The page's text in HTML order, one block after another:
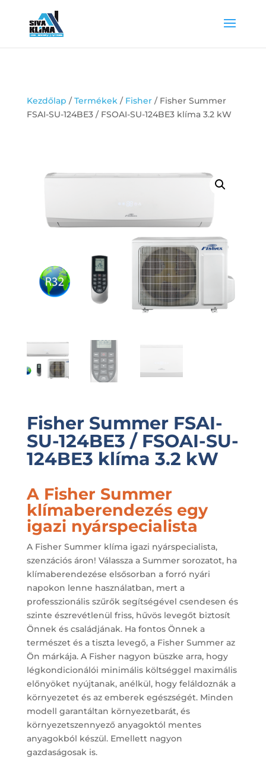
Kezdőlap /Termékek/ Fisher/ Fisher Summer
FSAI-SU-124BE3 / FSOAI-SU-124BE3 klíma 3.2 kW
Fisher Summer FSAI-
SU-124BE3 / FSOAI-SU-
124BE3 klíma 3.2 kW
A Fisher Summer
klímaberendezés egy
igazi nyárspecialista
A Fisher Summer klíma igazi nyárspecialista,
szenzációs áron! Válassza a Summer sorozatot, ha
klímaberendezése elsősorban a forró nyári
napokon lenne használatban, mert a
professzionális szűrők segítségével csendesen és
szinte észrevétlenül friss, hűvös levegőt biztosít
Önnek és családjának. Ha fontos Önnek a
természet és a tiszta levegő, a Fisher Summer az
Ön márkája. A Fisher nagyon büszke arra, hogy
légkondicionálói minimális költséggel maximális
előnyöket nyújtanak, anélkül, hogy feláldoznák a
környezetet és az emberek egészségét. Minden
modell garantáltan környezetbarát, és
környezetszennyező anyagoktól mentes
anyagokból készül. Emellett nagyon
gazdaságosak is.